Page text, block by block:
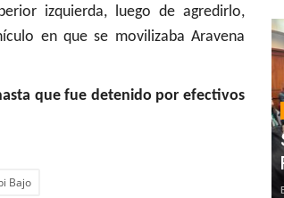
izquierda, luego de agredirlo,
en que se movilizaba Aravena
que fue detenido por efectivos
Bajo